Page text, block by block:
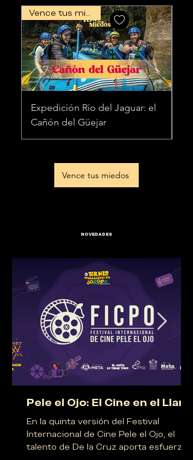
Vence tus miedos
Expedición Río del Jaguar: el
Cañón del Güejar
Vence tus miedos
NOVEDADES
Pele el Ojo: El Cine en el Llano
En la quinta versión del Festival
Internacional de Cine Pele el Ojo, el
talento de De la Cruz aporta esfuerzos